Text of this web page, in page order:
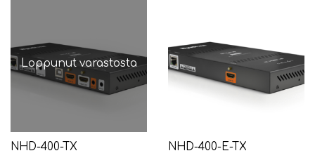
Loppunut varastosta
NHD-400-TX NHD-400-E-TX